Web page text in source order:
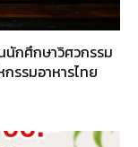
กศึกษาวิศวกรรม
รรมอาหารไทย